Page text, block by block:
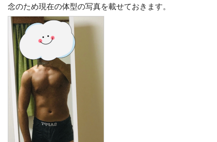
念のため現在の体型の写真を載せておきます。